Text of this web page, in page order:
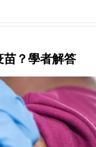
苗？學者解答